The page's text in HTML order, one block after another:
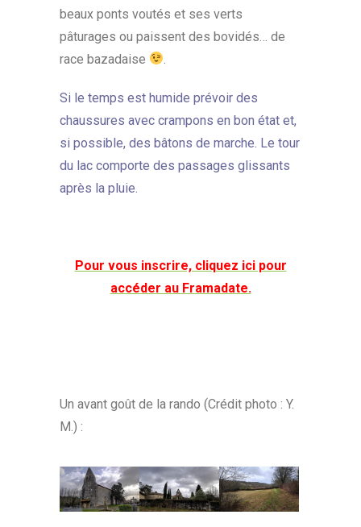
beaux ponts voutés et ses verts
pâturages ou paissent des bovidés… de
race bazadaise
Si le temps est humide prévoir des
chaussures avec crampons en bon état et,
si possible, des bâtons de marche. Le tour
du lac comporte des passages glissants
après la pluie.
Pour vous inscrire, cliquez ici pour
accéder au Framadate.
Un avant goût de la rando (Crédit photo : Y.
M.) :